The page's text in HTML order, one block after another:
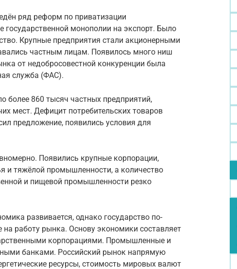
ряд реформ по приватизации
государственной монополии на экспорт. Было
Крупные предприятия стали акционерными
частным лицам. Появилось много ниш
от недобросовестной конкуренции была
служба (ФАС).
более 860 тысяч частных предприятий,
мест. Дефицит потребительских товаров
предложение, появились условия для
Появились крупные корпорации,
и тяжёлой промышленности, а количество
и пищевой промышленности резко
развивается, однако государство по-
работу рынка. Основу экономики составляет
корпорациями. Промышленные и
банками. Российский рынок напрямую
ресурсы, стоимость мировых валют